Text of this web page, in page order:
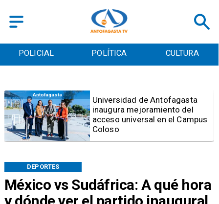
POLICIAL POLÍTICA CULTURA
México vs Sudáfrica: A qué hora
DEPORTES
Antofagasta
Foco de Aedes Aegypti:
Entierran "Pantano Urbano"
ubicado a pasos de la
Municipalidad de Antofagasta